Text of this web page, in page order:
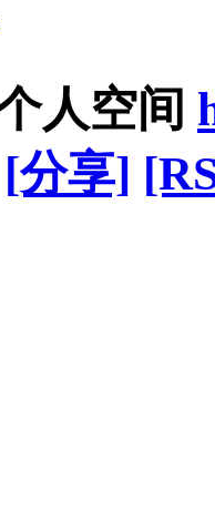
人空间
[分享]